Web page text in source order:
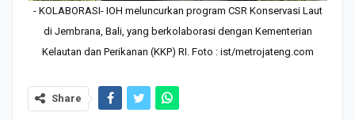
- KOLABORASI- IOH meluncurkan program CSR Konservasi Laut
di Jembrana, Bali, yang berkolaborasi dengan Kementerian
Kelautan dan Perikanan (KKP) RI. Foto : ist/metrojateng.com
Share